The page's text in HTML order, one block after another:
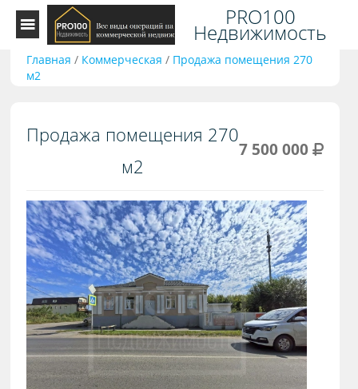
PRO100
Недвижимость
Главная / Коммерческая / Продажа помещения 270
м2
Продажа помещения 270
м2
7 500 000